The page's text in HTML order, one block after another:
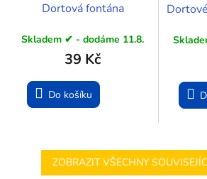
Dortová fontána
Skladem ✔ - dodáme 11.8.
39 Kč
Do košíku
ZOBRAZIT VŠECHNY